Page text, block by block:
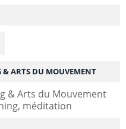
& ARTS DU MOUVEMENT
méditation